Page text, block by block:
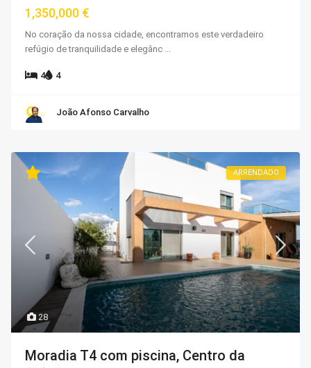
1,350,000 €
No coração da nossa cidade, encontramos este verdadeiro
refúgio de tranquilidade e elegânc
4 4
João Afonso Carvalho
28
ARRENDADO
Moradia T4 com piscina, Centro da